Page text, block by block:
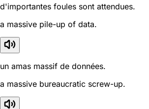
d'importantes foules sont attendues.
a massive pile-up of data.
un amas massif de données.
a massive bureaucratic screw-up.